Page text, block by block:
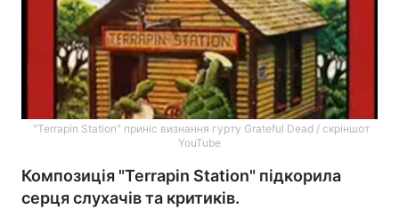
"Terrapin Station" приніс визнання гурту Grateful Dead / скріншот
YouTube
Композиція "Terrapin Station" підкорила
серця слухачів та критиків.